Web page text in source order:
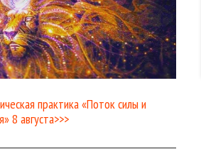
практика «Поток силы и
8 августа>>>